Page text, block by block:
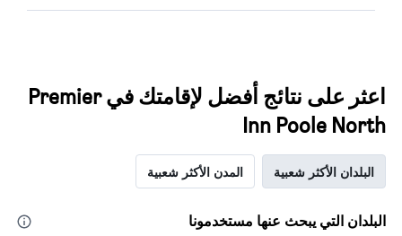
اعثر على نتائج أفضل لإقامتك في Premier
Inn Poole North
البلدان الأكثر شعبية المدن الأكثر شعبية
البلدان التي يبحث عنها مستخدمونا